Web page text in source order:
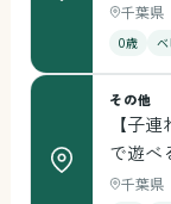
千葉県
0歳
その他
【子
で遊べ
千葉県